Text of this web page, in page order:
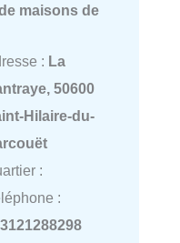
maisons de
: La
50600
Hilaire-du-
:
: